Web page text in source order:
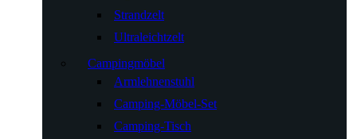
Strandzelt
Ultraleichtzelt
Campingmöbel
Armlehnenstuhl
Camping-Möbel-Set
Camping-Tisch